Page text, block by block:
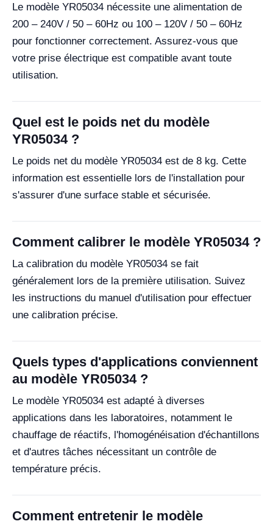
Le modèle YR05034 nécessite une alimentation de
200 – 240V / 50 – 60Hz ou 100 – 120V / 50 – 60Hz
pour fonctionner correctement. Assurez-vous que
votre prise électrique est compatible avant toute
utilisation.
Quel est le poids net du modèle
YR05034 ?
Le poids net du modèle YR05034 est de 8 kg. Cette
information est essentielle lors de l'installation pour
s'assurer d'une surface stable et sécurisée.
Comment calibrer le modèle YR05034 ?
La calibration du modèle YR05034 se fait
généralement lors de la première utilisation. Suivez
les instructions du manuel d'utilisation pour effectuer
une calibration précise.
Quels types d'applications conviennent
au modèle YR05034 ?
Le modèle YR05034 est adapté à diverses
applications dans les laboratoires, notamment le
chauffage de réactifs, l'homogénéisation d'échantillons
et d'autres tâches nécessitant un contrôle de
température précis.
Comment entretenir le modèle